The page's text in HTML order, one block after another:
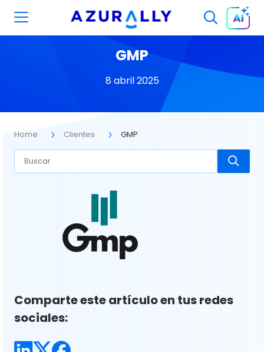
GMP
8 abril 2025
Home Clientes GMP
Comparte este artículo en tus redes
sociales: